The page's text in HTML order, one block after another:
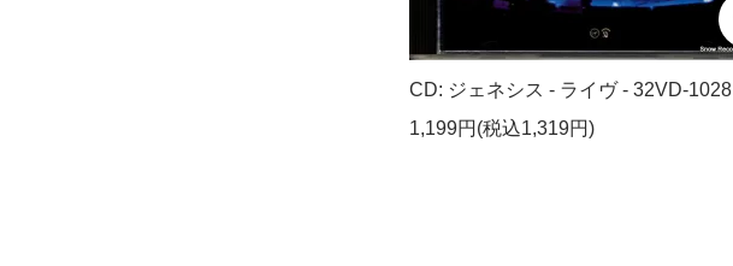
CD: ジェネシス - ライヴ - 32VD-1028
1,199円(税込1,319円)